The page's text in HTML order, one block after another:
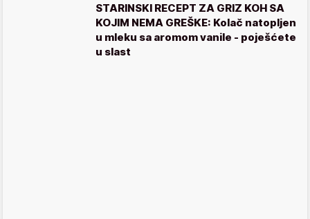
STARINSKI RECEPT ZA GRIZ KOH SA
KOJIM NEMA GREŠKE: Kolač natopljen
u mleku sa aromom vanile - poješćete
u slast